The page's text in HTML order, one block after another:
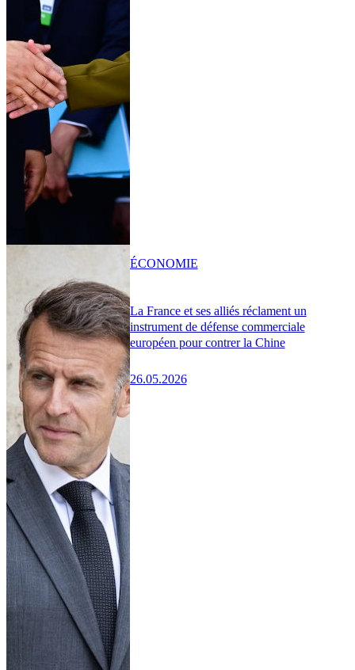
La France et ses alliés réclament un
instrument de défense commerciale
européen pour contrer la Chine
26.05.2026
ÉCONOMIE